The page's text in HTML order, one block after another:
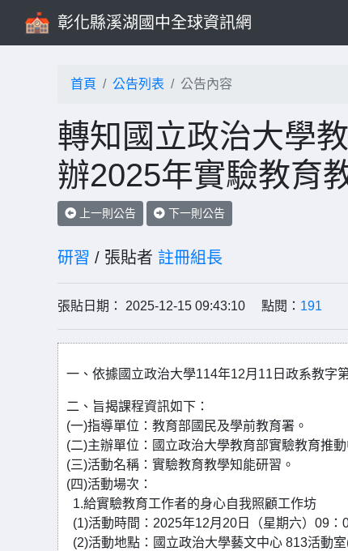
彰化縣溪湖國中全球資訊網
首頁 公告列表 公告內容
轉知國立政治大學
辦2025年實驗教育
上一則公告 下一則公告
研習 / 張貼者 註冊組長
張貼日期： 2025-12-15 09:43:10 點閱： 191
一、依據國立政治大學114年12月11日政系教字
二、旨揭課程資訊如下：
(一)指導單位：教育部國民及學前教育署。
(二)主辦單位：國立政治大學教育部實驗教育推動
(三)活動名稱：實驗教育教學知能研習。
(四)活動場次：
1.給實驗教育工作者的身心自我照顧工作坊
(1)活動時間：2025年12月20日（星期六）09：
(2)活動地點：國立政治大學藝文中心 813活動